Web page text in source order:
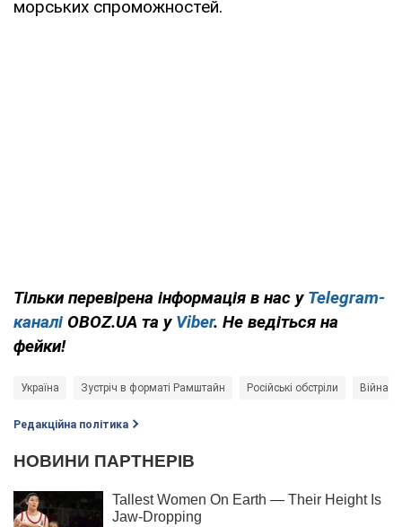
морських спроможностей.
Тільки перевірена інформація в нас у Telegram-
каналі OBOZ.UA та у Viber. Не ведіться на
фейки!
Україна Зустріч в форматі Рамштайн Російські обстріли Війна в
Редакційна політика